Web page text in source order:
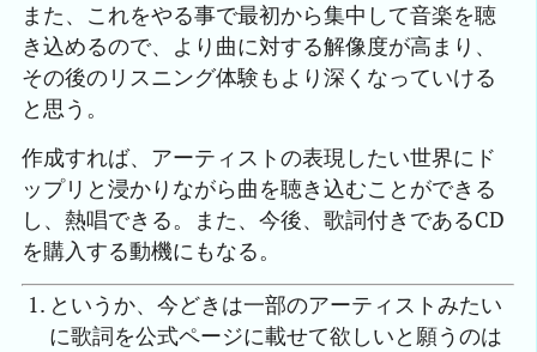
また、これをやる事で最初から集中して音楽を聴
き込めるので、より曲に対する解像度が高まり、
その後のリスニング体験もより深くなっていける
と思う。
作成すれば、アーティストの表現したい世界にド
ップリと浸かりながら曲を聴き込むことができる
し、熱唱できる。また、今後、歌詞付きであるCD
を購入する動機にもなる。
というか、今どきは一部のアーティストみたい
に歌詞を公式ページに載せて欲しいと願うのは